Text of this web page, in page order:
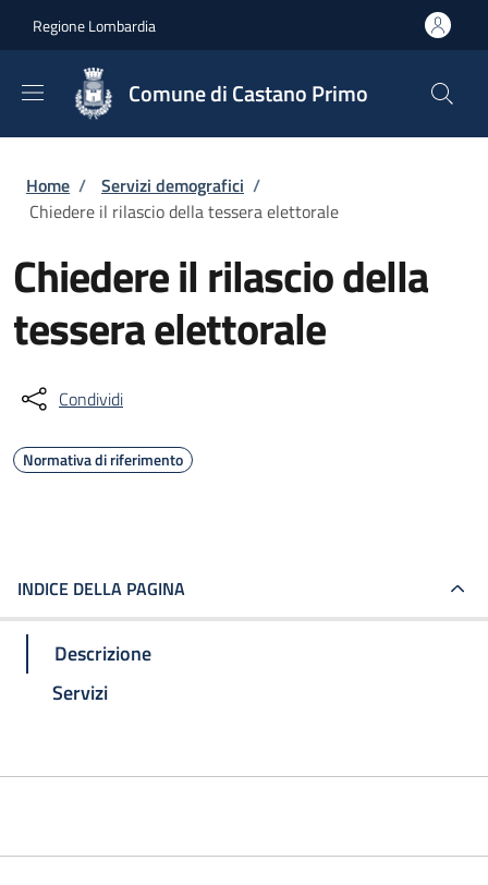
Regione Lombardia
Comune di Castano Primo
Briciole di pane
Home / Servizi demografici /
Chiedere il rilascio della tessera elettorale
Chiedere il rilascio della
tessera elettorale
Condividi
Normativa di riferimento
INDICE DELLA PAGINA
Descrizione
Servizi